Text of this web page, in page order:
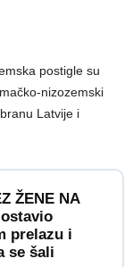
postigle su
nizozemski
Latvije i
ŽENE NA
prelazu i
se šali